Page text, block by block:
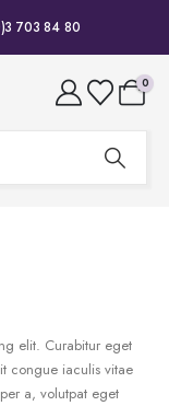
703 84 80
0
elit. Curabitur eget
congue iaculis vitae
a, volutpat eget